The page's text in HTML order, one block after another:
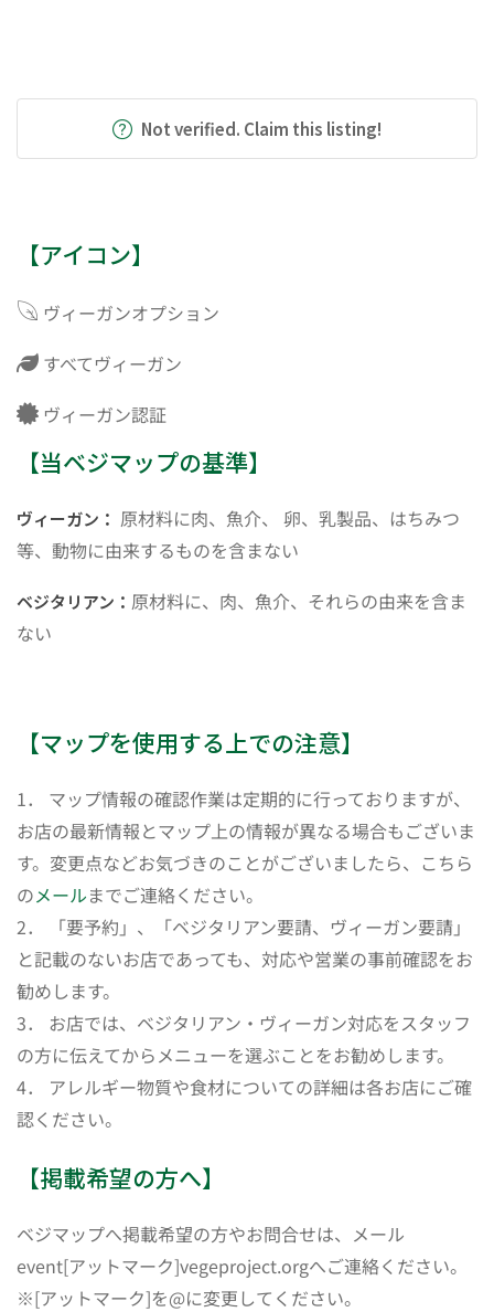
Not verified. Claim this listing!
【アイコン】
ヴィーガンオプション
すべてヴィーガン
ヴィーガン認証
【当ベジマップの基準】
ヴィーガン： 原材料に肉、魚介、 卵、乳製品、はちみつ
等、動物に由来するものを含まない
ベジタリアン： 原材料に、肉、魚介、それらの由来を含ま
ない
【マップを使用する上での注意】
1． マップ情報の確認作業は定期的に行っておりますが、
お店の最新情報とマップ上の情報が異なる場合もございま
す。変更点などお気づきのことがございましたら、こちら
のメールまでご連絡ください。
2． 「要予約」、「ベジタリアン要請、ヴィーガン要請」
と記載のないお店であっても、対応や営業の事前確認をお
勧めします。
3． お店では、ベジタリアン・ヴィーガン対応をスタッフ
の方に伝えてからメニューを選ぶことをお勧めします。
4． アレルギー物質や食材についての詳細は各お店にご確
認ください。
【掲載希望の方へ】
ベジマップへ掲載希望の方やお問合せは、メール
event[アットマーク]vegeproject.orgへご連絡ください。
※[アットマーク]を@に変更してください。